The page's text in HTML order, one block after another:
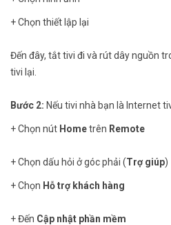
+ Chọn thiết lập lại
Đến đây, tắt tivi đi và rút dây nguồn
tivi lại.
Bước 2: Nếu tivi nhà bạn là Internet
+ Chọn nút Hometrên Remote
+ Chọn dấu hỏi ở góc phải (Trợ giúp)
+ Chọn Hỗ trợ khách hàng
+ Đến Cập nhật phần mềm